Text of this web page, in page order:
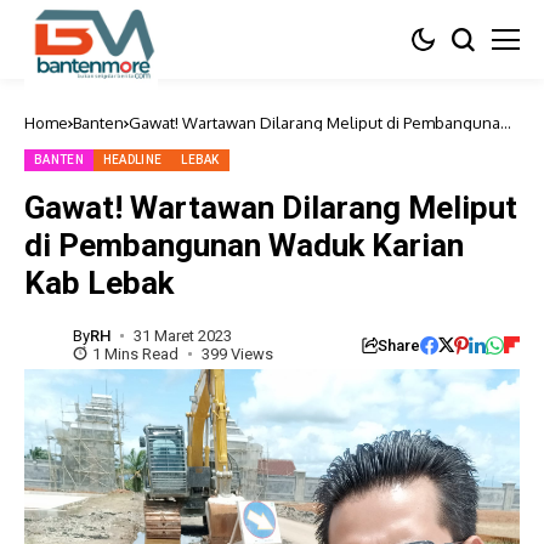
Home Banten Gawat! Wartawan Dilarang Meliput di Pembangunan
BANTEN HEADLINE LEBAK
Gawat! Wartawan Dilarang Meliput
di Pembangunan Waduk Karian
Kab Lebak
ByRH
31 Maret 2023
1 Mins Read
399 Views Share